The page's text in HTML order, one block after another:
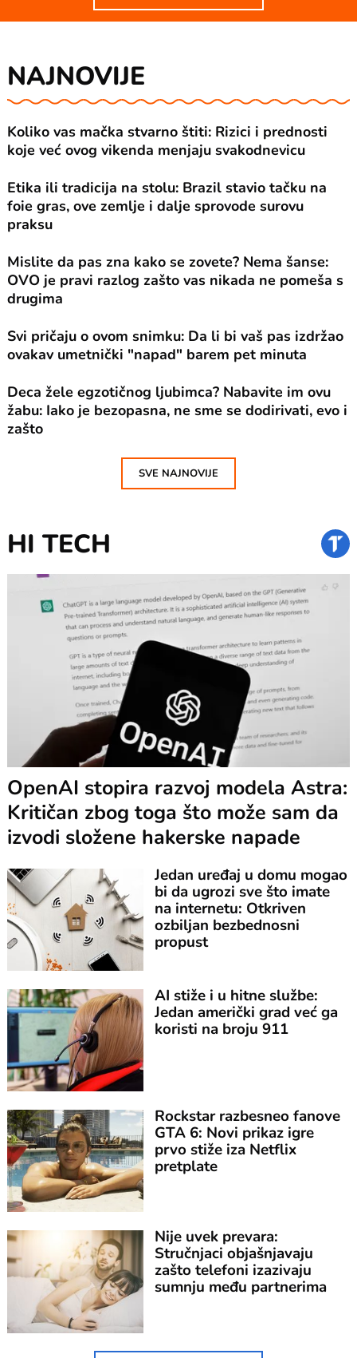
NAJNOVIJE
Koliko vas mačka stvarno štiti: Rizici i prednosti
koje već ovog vikenda menjaju svakodnevicu
Etika ili tradicija na stolu: Brazil stavio tačku na
foie gras, ove zemlje i dalje sprovode surovu
praksu
Mislite da pas zna kako se zovete? Nema šanse:
OVO je pravi razlog zašto vas nikada ne pomeša s
drugima
Svi pričaju o ovom snimku: Da li bi vaš pas izdržao
ovakav umetnički "napad" barem pet minuta
Deca žele egzotičnog ljubimca? Nabavite im ovu
žabu: Iako je bezopasna, ne sme se dodirivati, evo i
zašto
SVE NAJNOVIJE
HI TECH
OpenAI stopira razvoj modela Astra:
Kritičan zbog toga što može sam da
izvodi složene hakerske napade
Jedan uređaj u domu mogao
bi da ugrozi sve što imate
na internetu: Otkriven
ozbiljan bezbednosni
propust
AI stiže i u hitne službe:
Jedan američki grad već ga
koristi na broju 911
Rockstar razbesneo fanove
GTA 6: Novi prikaz igre
prvo stiže iza Netflix
pretplate
Nije uvek prevara:
Stručnjaci objašnjavaju
zašto telefoni izazivaju
sumnju među partnerima